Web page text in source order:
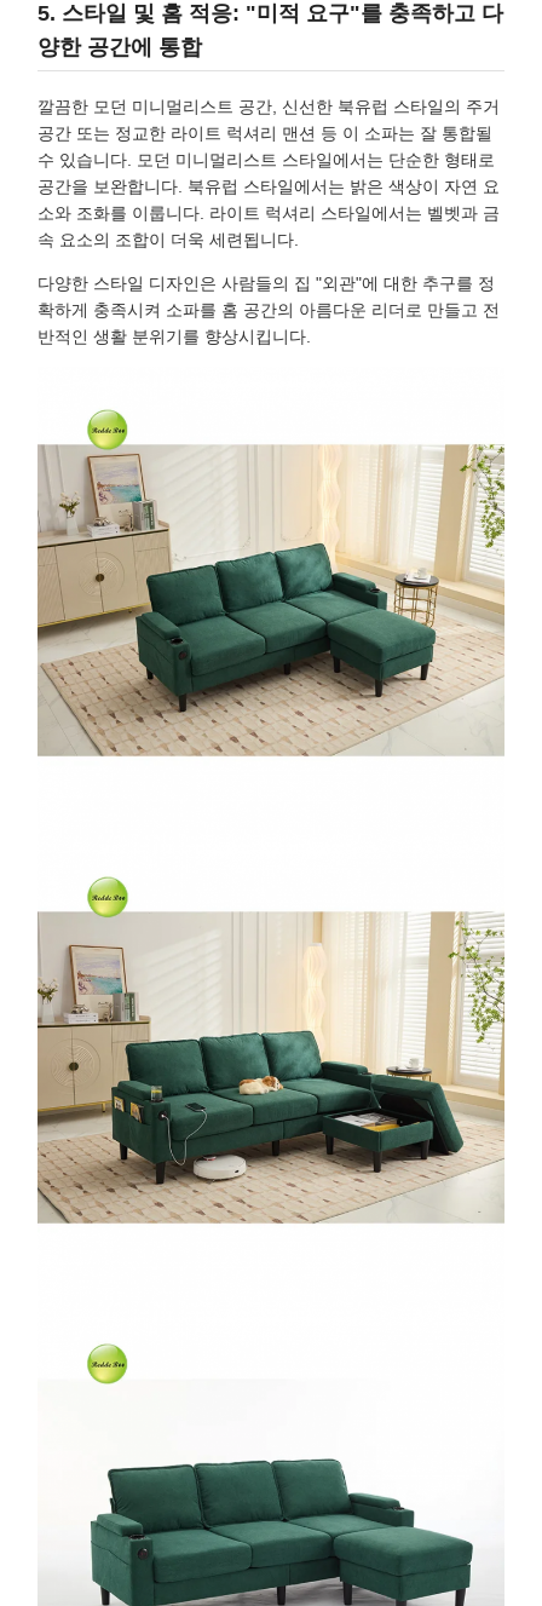
5. 스타일 및 홈 적응: "미적 요구"를 충족하고 다
양한 공간에 통합
깔끔한 모던 미니멀리스트 공간, 신선한 북유럽 스타일의 주거
공간 또는 정교한 라이트 럭셔리 맨션 등 이 소파는 잘 통합될
수 있습니다. 모던 미니멀리스트 스타일에서는 단순한 형태로
공간을 보완합니다. 북유럽 스타일에서는 밝은 색상이 자연 요
소와 조화를 이룹니다. 라이트 럭셔리 스타일에서는 벨벳과 금
속 요소의 조합이 더욱 세련됩니다.
다양한 스타일 디자인은 사람들의 집 "외관"에 대한 추구를 정
확하게 충족시켜 소파를 홈 공간의 아름다운 리더로 만들고 전
반적인 생활 분위기를 향상시킵니다.